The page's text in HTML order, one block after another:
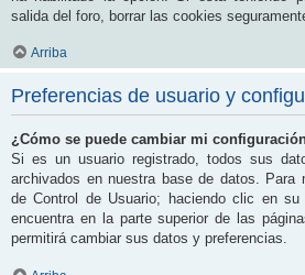
salida del foro, borrar las cookies
Arriba
Preferencias de usuario y
¿Cómo se puede cambiar mi
Si es un usuario registrado, todos sus
archivados en nuestra base de datos. Para
de Control de Usuario; haciendo clic en
encuentra en la parte superior de las
permitirá cambiar sus datos y preferencias.